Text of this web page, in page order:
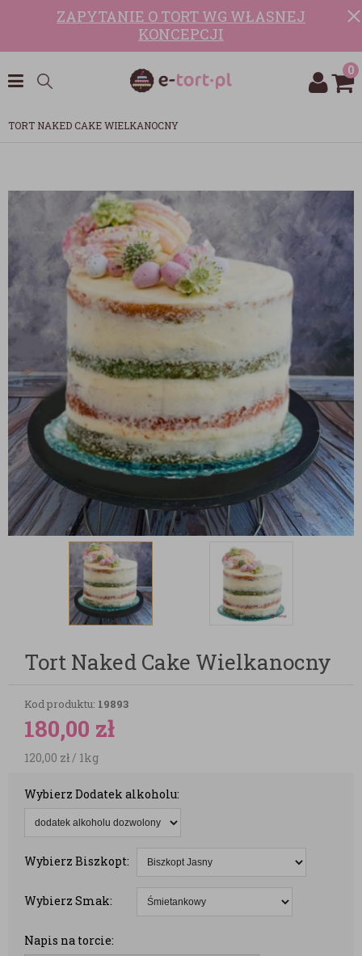
ZAPYTANIE O TORT WG WŁASNEJ
KONCEPCJI
0
TORT NAKED CAKE WIELKANOCNY
Tort Naked Cake Wielkanocny
Kod produktu: 19893
180,00 zł
120,00 zł/ 1kg
Wybierz Dodatek alkoholu:
Wybierz Biszkopt:
Wybierz Smak:
Napis na torcie: